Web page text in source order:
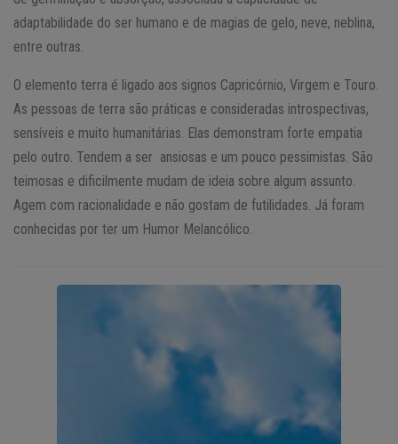
adaptabilidade do ser humano e de magias de gelo, neve, neblina,
entre outras.
O elemento terra é ligado aos signos Capricórnio, Virgem e Touro.
As pessoas de terra são práticas e consideradas introspectivas,
sensíveis e muito humanitárias. Elas demonstram forte empatia
pelo outro. Tendem a ser ansiosas e um pouco pessimistas. São
teimosas e dificilmente mudam de ideia sobre algum assunto.
Agem com racionalidade e não gostam de futilidades. Já foram
conhecidas por ter um Humor Melancólico.